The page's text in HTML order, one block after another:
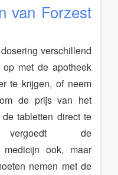
van Forzest
verschillend
met de apotheek
te krijgen, of neem
de prijs van het
tabletten direct te
de
medicijn ook, maar
nemen met de